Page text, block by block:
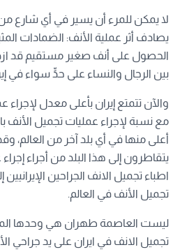
لا يمكن للمرء أن يسير في أي شارع
يصادف أثر عملية الأنف: الضمادات
الحصول على أنف صغير مستقيم قد
بين الرجال والنساء على حدٍّ سواء في
والآن تتمتع إيران بأعلى معدل لإجراء
مع نسبة لإجراء عمليات تجميل الأنف
أعلى منها في أي بلد آخر من العالم،
يتقاطرون إلى هذا البلد من أجراء
اطباء تجميل الانف الجراحين
تجميل الأنف في العالم.
ليست العاصمة طهران هي وحدها
تجميل الانف في ايران على يد جراحي